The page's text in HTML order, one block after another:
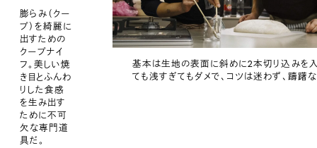
膨らみ（クー
プ）を綺麗に
出すための
クープナイ
フ。美しい焼
き目とふんわ
りした食感
を生み出す
ために不可
欠な専門道
具だ。
基本は生地の表面に斜めに2本切り込みを
ても浅すぎてもダメで、コツは迷わず、躊躇な